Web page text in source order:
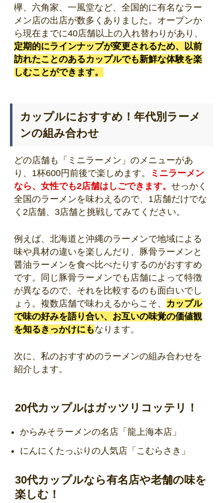
欅、六角家、一風堂など、全国的に有名なラー
メン店の出店が数多くありました。オープンか
ら現在までに40店舗以上の入れ替わりがあり、
定期的にラインナップが変更されるため、以前
訪れたことのあるカップルでも新鮮な体験を楽
しむことができます。
カップルにおすすめ！年代別ラーメ
ンの組み合わせ
どの店舗も「ミニラーメン」のメニューがあ
り、1杯600円前後で楽しめます。
ミニラーメン
なら、女性でも2店舗はしごできます。 せっかく
全国のラーメンを味わえるので、1店舗だけでな
く2店舗、3店舗と挑戦してみてください。
例えば、北海道と沖縄のラーメンで地域による
味や具材の違いを楽しんだり、豚骨ラーメンと
醤油ラーメンを食べ比べたりするのがおすすめ
です。同じ豚骨ラーメンでも店舗によって特徴
が異なるので、それを比較するのも面白いでし
ょう。複数店舗で味わえるからこそ、 カップル
で味の好みを語り合い、お互いの味覚の価値観
を知るきっかけにもなります。
次に、私のおすすめのラーメンの組み合わせを
紹介します。
20代カップルはガッツリコッテリ！
からみそラーメンの名店「龍上海本店」
にんにくたっぷりの人気店「こむらさき」
30代カップルなら有名店や老舗の味を
楽しむ！